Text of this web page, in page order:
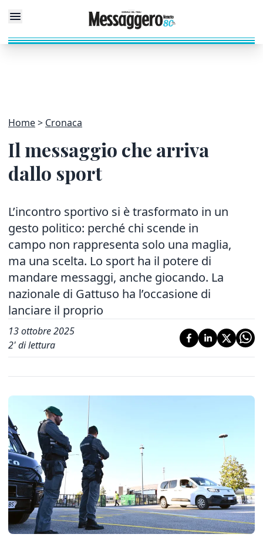
Home Cronaca
Il messaggio che arriva
dallo sport
L’incontro sportivo si è trasformato in un
gesto politico: perché chi scende in
campo non rappresenta solo una maglia,
ma una scelta. Lo sport ha il potere di
mandare messaggi, anche giocando. La
nazionale di Gattuso ha l’occasione di
lanciare il proprio
13 ottobre 2025
2' di lettura